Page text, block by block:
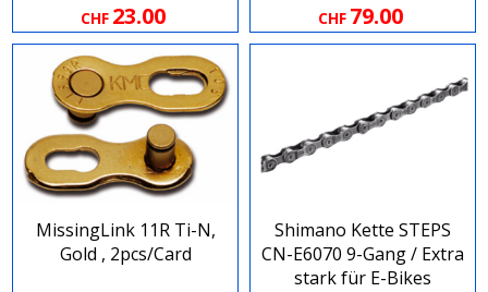
CHF 23.00 CHF 79.00
MissingLink 11R Ti-N,
Gold , 2pcs/Card
Shimano Kette STEPS
CN-E6070 9-Gang / Extra
stark für E-Bikes